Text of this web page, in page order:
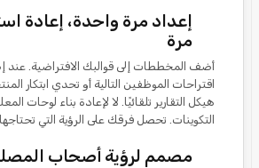
إعداد مرة واحدة، إعادة
مرة
أضف المخططات إلى قوالبك الافتراضية. عند
اقتراحات الموظفين التالية أو تحدي ابتكار
هيكل التقارير تلقائيًا. لا لإعادة بناء لوحات
التكوينات. تحصل فرقك على الرؤية التي
مصمم لرؤية أصحاب